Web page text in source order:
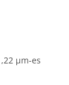
μm-es